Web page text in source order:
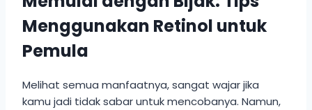
Menggunakan Retinol untuk
Pemula
Melihat semua manfaatnya, sangat wajar jika
kamu jadi tidak sabar untuk mencobanya. Namun,